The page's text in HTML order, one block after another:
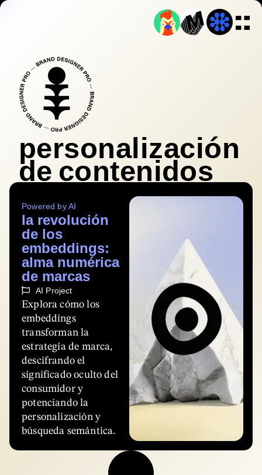
personalización
de contenidos
Powered by AI
la revolución
de los
embeddings:
alma numérica
de marcas
AI Project
Explora cómo los
embeddings
transforman la
estrategia de marca,
descifrando el
significado oculto del
consumidor y
potenciando la
personalización y
búsqueda semántica.